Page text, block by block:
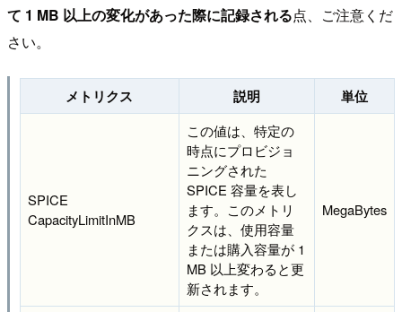
て 1 MB 以上の変化があった際に記録される点、ご注意くだ
さい。
メトリクス 説明 単位
SPICE
CapacityLimitInMB
この値は、特定の
時点にプロビジョ
ニングされた
SPICE 容量を表し
ます。このメトリ
クスは、使用容量
または購入容量が 1
MB 以上変わると更
新されます。
MegaBytes